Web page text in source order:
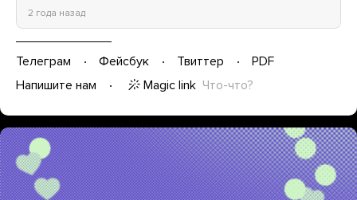
2 года назад
Телеграм Фейсбук Твиттер
PDF
Напишите нам
Magic link Что-что?